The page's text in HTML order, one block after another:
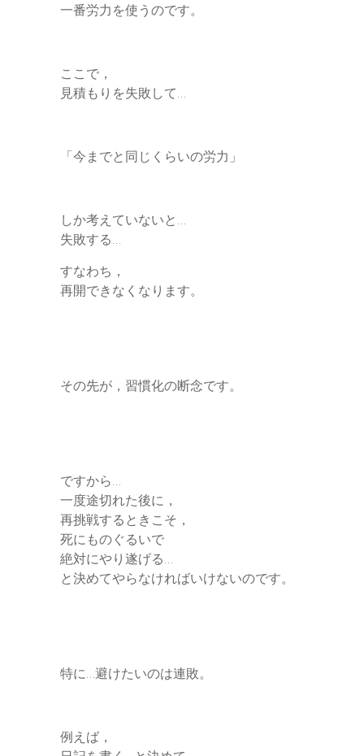
一番労力を使うのです。
ここで，
見積もりを失敗して…
「今までと同じくらいの労力」
しか考えていないと…
失敗する…
すなわち，
再開できなくなります。
その先が，習慣化の断念です。
ですから…
一度途切れた後に，
再挑戦するときこそ，
死にものぐるいで
絶対にやり遂げる…
と決めてやらなければいけないのです。
特に…避けたいのは連敗。
例えば，